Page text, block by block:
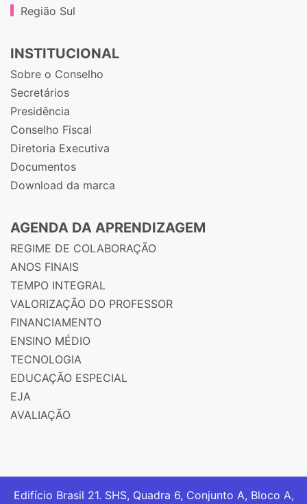
Região Sul
INSTITUCIONAL
Sobre o Conselho
Secretários
Presidência
Conselho Fiscal
Diretoria Executiva
Documentos
Download da marca
AGENDA DA APRENDIZAGEM
REGIME DE COLABORAÇÃO
ANOS FINAIS
TEMPO INTEGRAL
VALORIZAÇÃO DO PROFESSOR
FINANCIAMENTO
ENSINO MÉDIO
TECNOLOGIA
EDUCAÇÃO ESPECIAL
EJA
AVALIAÇÃO
Edifício Brasil 21. SHS, Quadra 6, Conjunto A, Bloco A,